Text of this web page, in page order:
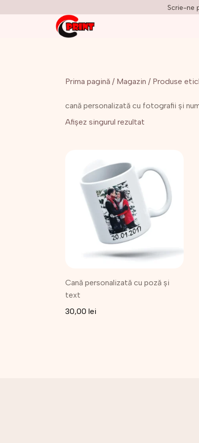
Scrie-ne
Prima pagină / Magazin / Produse
cană personalizată cu fotografii și
Afișez singurul rezultat
Cană personalizată cu poză și
text
30,00 lei